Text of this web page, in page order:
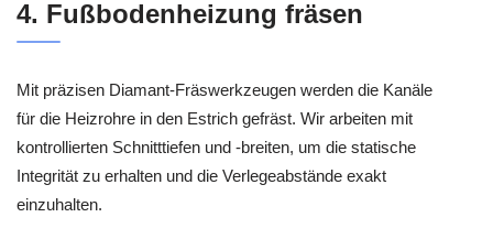
4. Fußbodenheizung fräsen
Mit präzisen Diamant-Fräswerkzeugen werden die Kanäle
für die Heizrohre in den Estrich gefräst. Wir arbeiten mit
kontrollierten Schnitttiefen und -breiten, um die statische
Integrität zu erhalten und die Verlegeabstände exakt
einzuhalten.